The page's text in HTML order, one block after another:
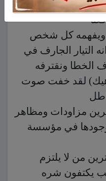
ويفهمه كل شخص
التيار الجارف في
الخطا ونقترفه
هيك) لقد خفت صوت
مزاودات ومظاهر
في مؤسسة
من لا يلتزم
يكتفون شره